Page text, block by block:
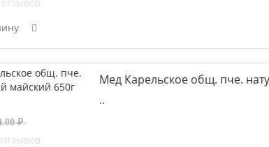
Мед Карельское общ. пче.
..
₽